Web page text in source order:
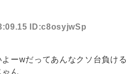
ID:c8osyjwSp
ーwだってあんなクソ台負ける
ん